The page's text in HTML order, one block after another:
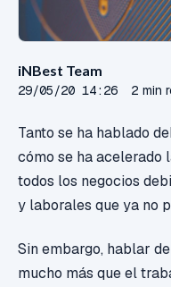
iNBest Team
29/05/20 14:26 2 min
Tanto se ha hablado
cómo se ha acelerado
todos los negocios
y laborales que ya no
Sin embargo, hablar
mucho más que el